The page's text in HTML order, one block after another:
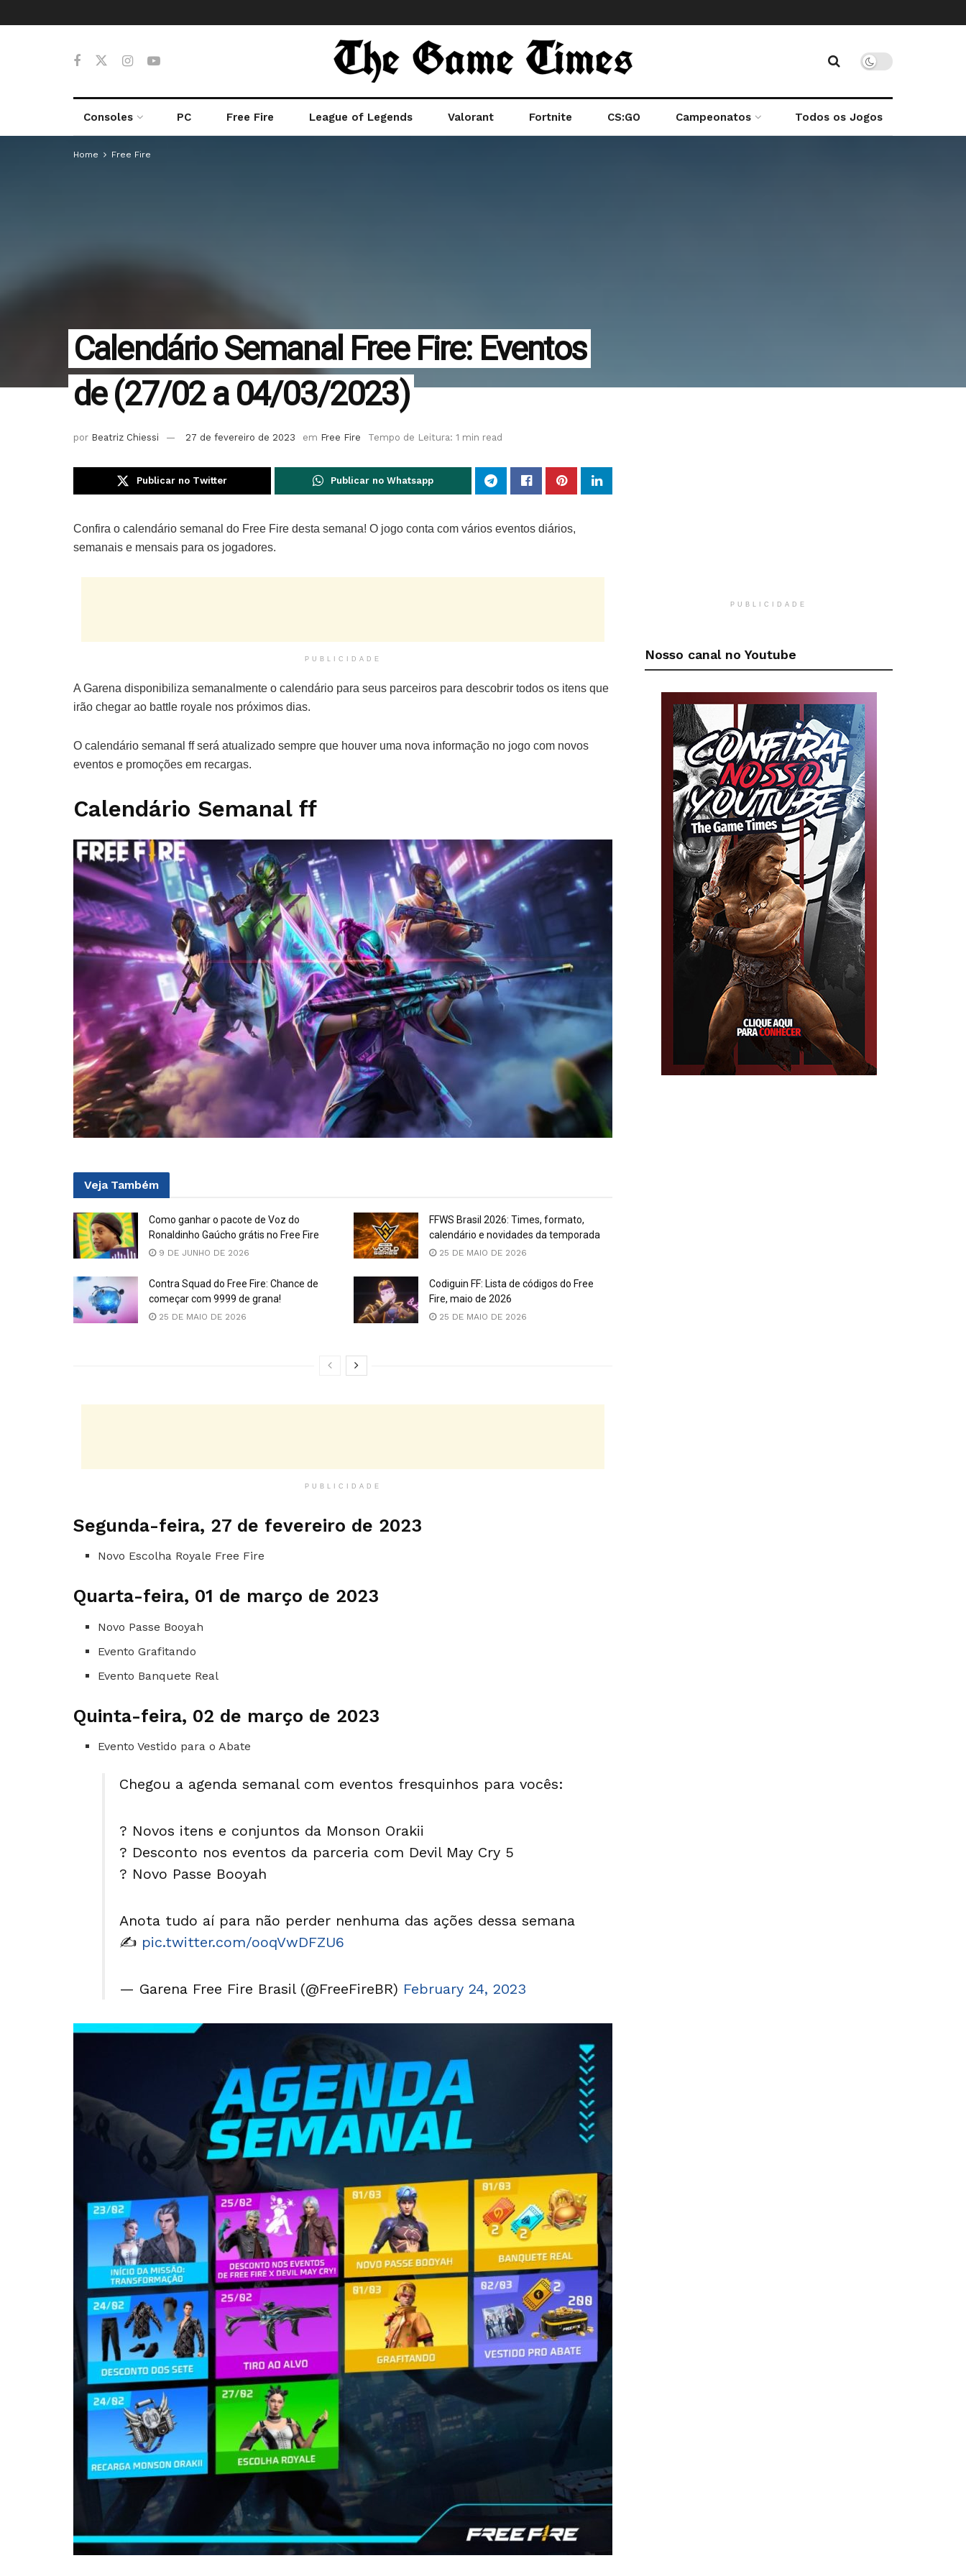
Consoles PC Free Fire League of Legends Valorant Fortnite CS:GO Campeonatos Todos os Jogos
Home Free Fire
Calendário Semanal Free Fire: Eventos
de (27/02 a 04/03/2023)
por Beatriz Chiessi 27 de fevereiro de 2023 em Free Fire Tempo de Leitura: 1 min read
Publicar no Twitter Publicar no Whatsapp
Confira o calendário semanal do Free Fire desta semana! O jogo conta com vários eventos diários,
semanais e mensais para os jogadores.
PUBLICIDADE
A Garena disponibiliza semanalmente o calendário para seus parceiros para descobrir todos os itens que
irão chegar ao battle royale nos próximos dias.
O calendário semanal ff será atualizado sempre que houver uma nova informação no jogo com novos
eventos e promoções em recargas.
Calendário Semanal ff
Veja Também
Como ganhar o pacote de Voz do
Ronaldinho Gaúcho grátis no Free Fire
9 DE JUNHO DE 2026
FFWS Brasil 2026: Times, formato,
calendário e novidades da temporada
25 DE MAIO DE 2026
Contra Squad do Free Fire: Chance de
começar com 9999 de grana!
25 DE MAIO DE 2026
Codiguin FF: Lista de códigos do Free
Fire, maio de 2026
25 DE MAIO DE 2026
PUBLICIDADE
Segunda-feira, 27 de fevereiro de 2023
Novo Escolha Royale Free Fire
Quarta-feira, 01 de março de 2023
Novo Passe Booyah
Evento Grafitando
Evento Banquete Real
Quinta-feira, 02 de março de 2023
Evento Vestido para o Abate
Chegou a agenda semanal com eventos fresquinhos para vocês:
? Novos itens e conjuntos da Monson Orakii
? Desconto nos eventos da parceria com Devil May Cry 5
? Novo Passe Booyah
Anota tudo aí para não perder nenhuma das ações dessa semana
✍️ pic.twitter.com/ooqVwDFZU6
— Garena Free Fire Brasil (@FreeFireBR) February 24, 2023
PUBLICIDADE
Nosso canal no Youtube